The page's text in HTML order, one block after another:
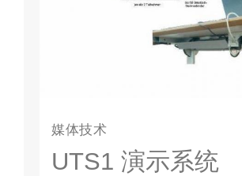
媒体技术
UTS1 演示系统